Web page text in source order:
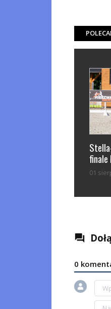
finale
01
question_answer
0